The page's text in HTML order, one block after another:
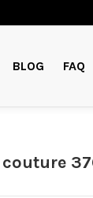
BLOG FAQ